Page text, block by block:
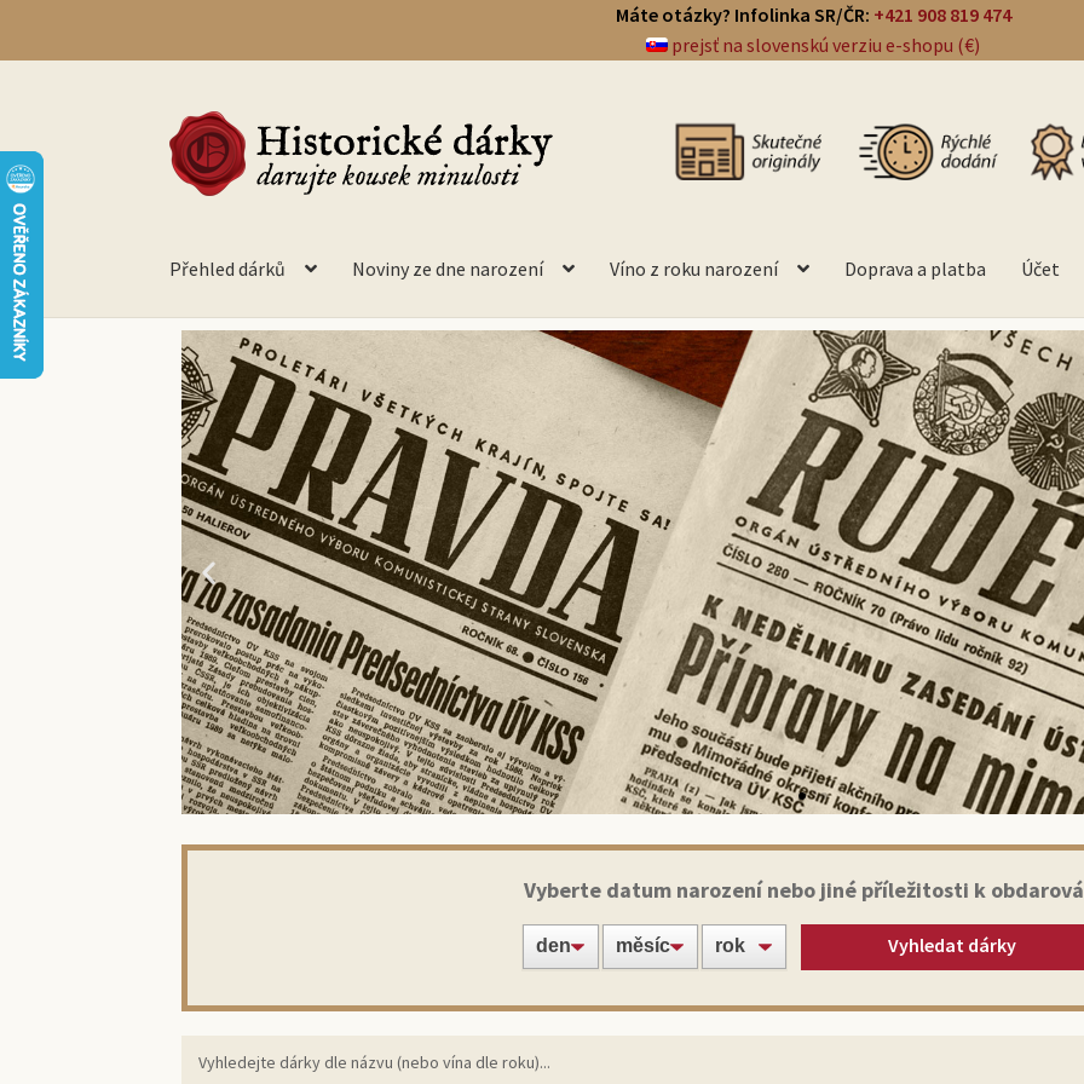
Máte otázky? Infolinka SR/ČR: +421 908 819 474
prejsť na slovenskú verziu e-shopu (€)
Přehled dárků Noviny ze dne narození Víno z roku narození Doprava a platba Účet
Historické noviny
Překvapte své blízké nebo známé jedinečným dárkem:
Vyberte datum narození nebo jiné příležitosti k
Vyhledat dárky